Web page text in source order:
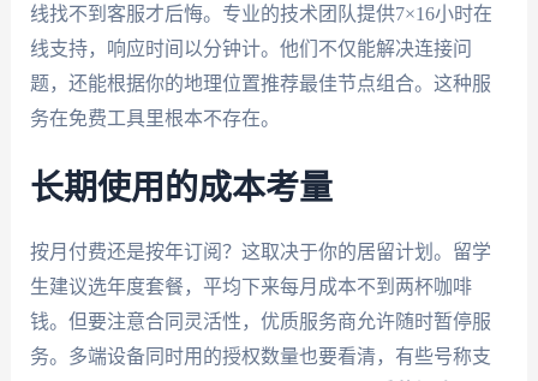
线找不到客服才后悔。专业的技术团队提供7×16小时在
线支持，响应时间以分钟计。他们不仅能解决连接问
题，还能根据你的地理位置推荐最佳节点组合。这种服
务在免费工具里根本不存在。
长期使用的成本考量
按月付费还是按年订阅？这取决于你的居留计划。留学
生建议选年度套餐，平均下来每月成本不到两杯咖啡
钱。但要注意合同灵活性，优质服务商允许随时暂停服
务。多端设备同时用的授权数量也要看清，有些号称支